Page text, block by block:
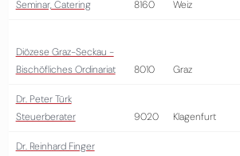
Seminar, Catering 8160 Weiz
Diözese Graz-Seckau -
Bischöfliches Ordinariat
8010 Graz
Dr. Peter Türk
Steuerberater
9020 Klagenfurt
Dr. Reinhard Finger